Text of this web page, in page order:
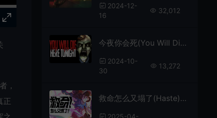
，
正
2024-12-
16
32,012
今夜你会死(You Will Die Here Tonight)复古俯视角恐怖生存游戏|下载
2024-10-
30
13,272
救命怎么又塌了(Haste)第三人称跑酷游戏|下载
2025-04-